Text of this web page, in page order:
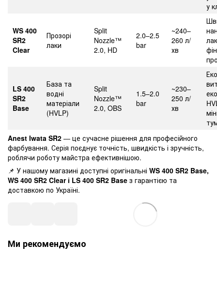
у
WS 400
SR2
Clear
Прозорі
лаки
Split
Nozzle™
2.0, HD
2.0–2.5
bar
~240–
260 л/
хв
LS 400
SR2
Base
База та
водні
матеріали
(HVLP)
Split
Nozzle™
2.0, OBS
1.5–2.0
bar
~230–
250 л/
хв
Anest Iwata SR2 — це сучасне рішення для професійного
фарбування. Серія поєднує точність, швидкість і зручність,
роблячи роботу майстра ефективнішою.
📌 У нашому магазині доступні оригінальні WS 400 SR2 Base,
WS 400 SR2 Clear і LS 400 SR2 Base з гарантією та
доставкою по Україні.
Ми рекомендуємо